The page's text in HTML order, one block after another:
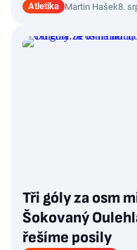
Atletika Martin Hašek8.
Tři góly za osm
Šokovaný
řešíme posily